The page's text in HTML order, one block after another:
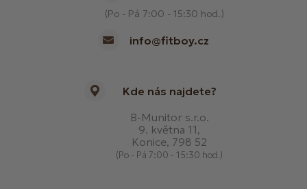
(Po - Pá 7:00 - 15:30 hod.)
info@fitboy.cz
Kde nás najdete?
B-Munitor s.r.o.
9. května 11,
Konice, 798 52
(Po - Pá 7:00 - 15:30 hod.)